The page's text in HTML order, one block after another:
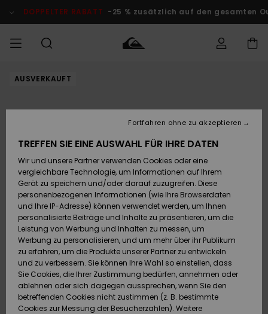
Produktinformation
DOPPELTER RABATT -25 % zusätzlich auf den gesamten
MÄNNER
Accessoires
Schuhe&
Flip-Flops
Surf
Snow
Brandneu
Accessoires
Schuhe&
Flip-Flops
Surf
Snow
Brandneu
FRAUEN
Brandneu
Highlights
Snow
SURF
Kinder
Highlights
Community
SNOW
Snow Shop
Kinder
Snow Shop
Damen
Highlights
Community
DOPPELTER
RABATT
KINDER
Outlet
Frauen
HILFE & KONTAKT
Retouren
Bezahlung
Geschenkkarte
Quiksilver
Freedom
Datenschutz
AUSVERKAUFT
TREFFEN SIE EINE AUSWAHL FÜR IHRE DATEN
Wir und unsere Partner verwenden Cookies oder eine
vergleichbare Technologie, um Informationen auf Ihrem
Gerät zu speichern und/oder darauf zuzugreifen. Diese
personenbezogenen Informationen (wie Ihre Browserdaten
und Ihre IP-Adresse) können verwendet werden, um Ihnen
personalisierte Beiträge und Inhalte zu präsentieren, um die
Leistung von Werbung und Inhalten zu messen, um
Werbung zu personalisieren, und um mehr über ihr Publikum
zu erfahren, um die Produkte unserer Partner zu entwickeln
und zu verbessern. Sie können Ihre Wahl so einstellen, dass
Sie Cookies, die Ihrer Zustimmung bedürfen, annehmen oder
ablehnen oder sich dagegen aussprechen, wenn Sie den
betreffenden Cookies nicht zustimmen (z. B. bestimmte
Cookies zur Messung der Besucherzahlen). Weitere
Fortfahren ohne zu akzeptieren